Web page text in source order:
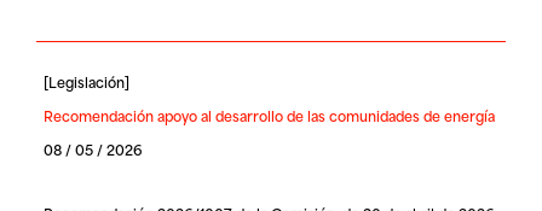
[Legislación]
Recomendación apoyo al desarrollo de las comunidades de energía
08 / 05 / 2026